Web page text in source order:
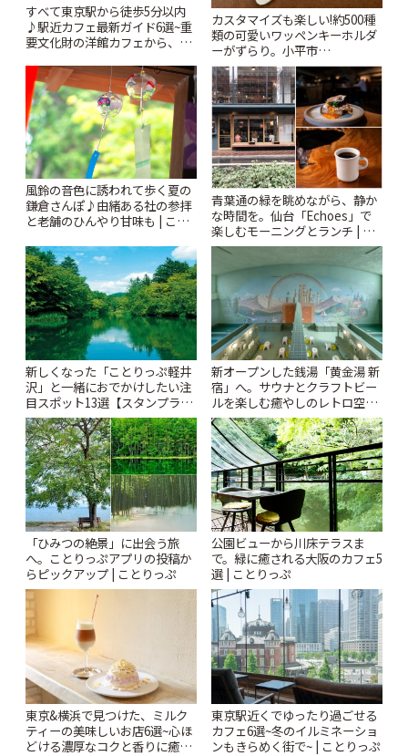
すべて東京駅から徒歩5分以内
♪駅近カフェ最新ガイド6選~重
要文化財の洋館カフェから、改
りっぷ
カスタマイズも楽しい!約500種
類の可愛いワッペンキーホルダ
ーがずらり。小平市
「Kimamaya T&K」 | ことりっ
ぷ
風鈴の音色に誘われて歩く夏の
鎌倉さんぽ♪由緒ある社の参拝
と老舗のひんやり甘味も | こと
青葉通の緑を眺めながら、静か
な時間を。仙台「Echoes」で
楽しむモーニングとランチ | こ
とりっぷ
新しくなった「ことりっぷ軽井
沢」と一緒におでかけしたい注
目スポット13選【スタンプラリ
ー開催中】 | ことりっぷ
新オープンした銭湯「黄金湯 新
宿」へ。サウナとクラフトビー
ルを楽しむ癒やしのレトロ空間
| ことりっぷ
「ひみつの絶景」に出会う旅
へ。ことりっぷアプリの投稿か
らピックアップ | ことりっぷ
公園ビューから川床テラスま
で。緑に癒される大阪のカフェ5
選 | ことりっぷ
東京&横浜で見つけた、ミルク
ティーの美味しいお店6選~心ほ
どける濃厚なコクと香りに癒や
東京駅近くでゆったり過ごせる
カフェ6選~冬のイルミネーショ
ンもきらめく街で~ | ことりっぷ